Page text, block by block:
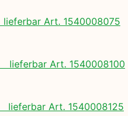
Art. 1540008075
Art. 1540008100
Art. 1540008125